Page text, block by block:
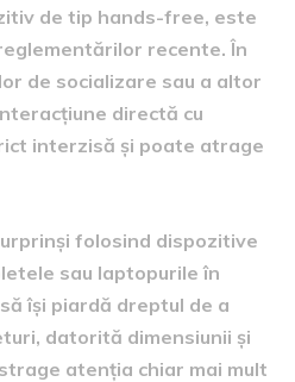
de tip hands-free, este
recente. În
de socializare sau a altor
directă cu
interzisă și poate atrage
folosind dispozitive
sau laptopurile în
își piardă dreptul de a
datorită dimensiunii și
atenția chiar mai mult